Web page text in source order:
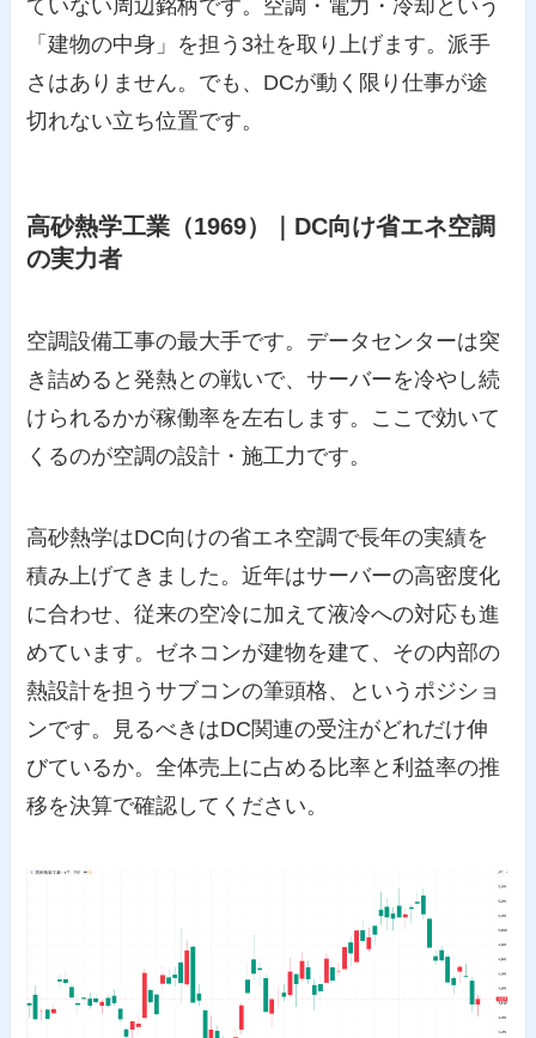
ていない周辺銘柄です。空調・電力・冷却という
「建物の中身」を担う3社を取り上げます。派手
さはありません。でも、DCが動く限り仕事が途
切れない立ち位置です。
高砂熱学工業（1969）｜DC向け省エネ空調
の実力者
空調設備工事の最大手です。データセンターは突
き詰めると発熱との戦いで、サーバーを冷やし続
けられるかが稼働率を左右します。ここで効いて
くるのが空調の設計・施工力です。
高砂熱学はDC向けの省エネ空調で長年の実績を
積み上げてきました。近年はサーバーの高密度化
に合わせ、従来の空冷に加えて液冷への対応も進
めています。ゼネコンが建物を建て、その内部の
熱設計を担うサブコンの筆頭格、というポジショ
ンです。見るべきはDC関連の受注がどれだけ伸
びているか。全体売上に占める比率と利益率の推
移を決算で確認してください。